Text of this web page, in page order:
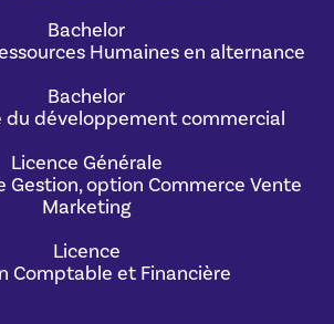
Bachelor
Humaines en alternance
Bachelor
du développement commercial
Licence Générale
Gestion, option Commerce Vente
Marketing
Licence
Comptable et Financière